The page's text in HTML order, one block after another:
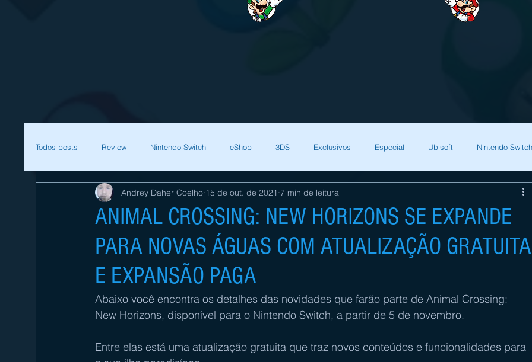
Todos posts Review Nintendo Switch eShop 3DS Exclusivos Especial Ubisoft Nintendo
Mega Man Zelda Bethesda Capcom Square Enix
Sessão Retro Final Fantasy Xenoblade THQ Nordic Bandai Namco Indies CD Projekt Red
ANIMAL CROSSING: NEW HORIZONS SE EXPANDE
PARA NOVAS ÁGUAS COM ATUALIZAÇÃO GRATUITA
E EXPANSÃO PAGA
Andrey Daher Coelho 15 de out. de 2021 7 min de leitura
Abaixo você encontra os detalhes das novidades que farão parte de Animal Crossing:
New Horizons, disponível para o Nintendo Switch, a partir de 5 de novembro.
Entre elas está uma atualização gratuita que traz novos conteúdos e funcionalidades para